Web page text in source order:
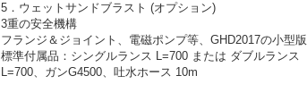
5．ウェットサンドブラスト (オプション)
3重の安全機構
フランジ＆ジョイント、電磁ポンプ等、GHD2017の小型版
標準付属品：シングルランス L=700 または ダブルランス
L=700、ガンG4500、吐水ホース 10m